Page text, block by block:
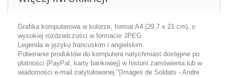
Grafika komputerowa w kolorze, format A4 (29,7 x 21 cm), o
wysokiej rozdzielczości w formacie JPEG.
Legenda w języku francuskim i angielskim.
Pobieranie produktów do komputera natychmiast dostępne po
płatności (PayPal, karty bankowej) w historii zamówienia lub w
wiadomości e-mail zatytułowanej "[Images de Soldats - Andre